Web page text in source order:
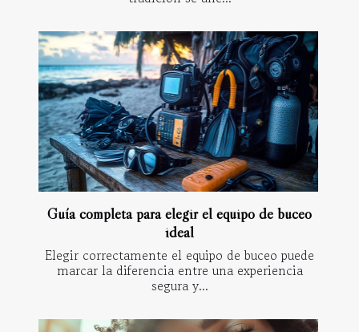
Guía completa para elegir el equipo de buceo
ideal
Elegir correctamente el equipo de buceo puede
marcar la diferencia entre una experiencia
segura y...